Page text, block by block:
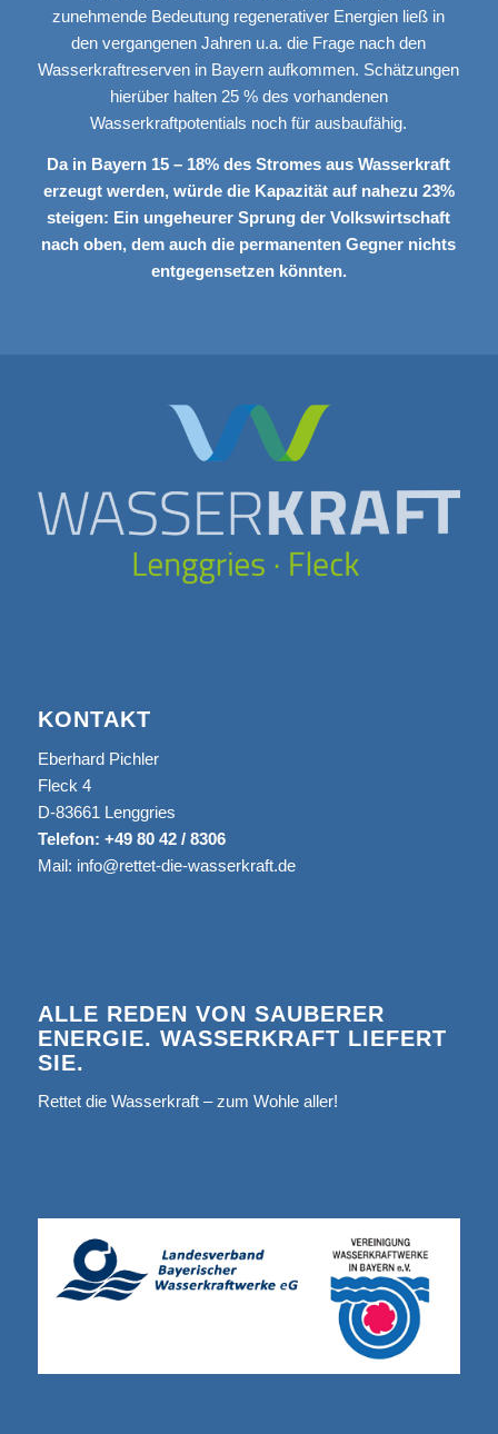
zunehmende Bedeutung regenerativer Energien ließ in
den vergangenen Jahren u.a. die Frage nach den
Wasserkraftreserven in Bayern aufkommen. Schätzungen
hierüber halten 25 % des vorhandenen
Wasserkraftpotentials noch für ausbaufähig.
Da in Bayern 15 – 18% des Stromes aus Wasserkraft
erzeugt werden, würde die Kapazität auf nahezu 23%
steigen: Ein ungeheurer Sprung der Volkswirtschaft
nach oben, dem auch die permanenten Gegner nichts
entgegensetzen könnten.
KONTAKT
Eberhard Pichler
Fleck 4
D-83661 Lenggries
Telefon: +49 80 42 / 8306
Mail: info@rettet-die-wasserkraft.de
ALLE REDEN VON SAUBERER
ENERGIE. WASSERKRAFT LIEFERT
SIE.
Rettet die Wasserkraft – zum Wohle aller!